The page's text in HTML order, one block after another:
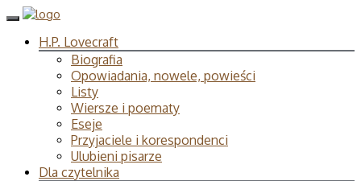
H.P. Lovecraft
Biografia
Opowiadania, nowele, powieści
Listy
Wiersze i poematy
Eseje
Przyjaciele i korespondenci
Ulubieni pisarze
Dla czytelnika